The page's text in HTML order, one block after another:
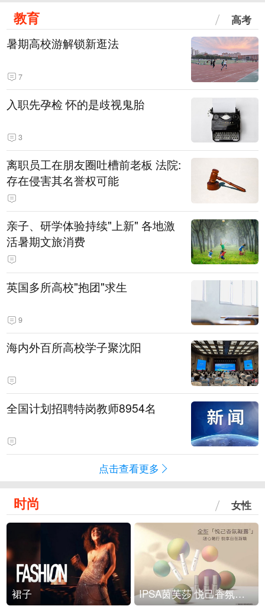
教育 高考
暑期高校游解锁新逛法
7
入职先孕检 怀的是歧视鬼胎
3
离职员工在朋友圈吐槽前老板 法院:
存在侵害其名誉权可能
亲子、研学体验持续"上新" 各地激
活暑期文旅消费
英国多所高校"抱团"求生
9
海内外百所高校学子聚沈阳
全国计划招聘特岗教师8954名
点击查看更多
时尚 女性
裙子 IPSA茵芙莎 悦己香氛凝露上市